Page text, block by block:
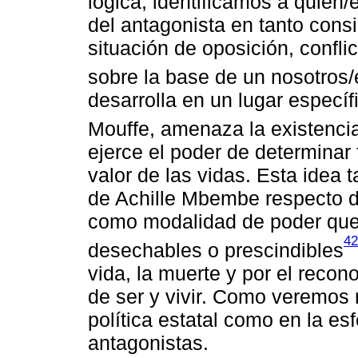
del antagonista en tanto
situación de oposición,
sobre la base de un
desarrolla en un lugar
Mouffe, amenaza la
ejerce el poder de
valor de las vidas. Esta idea
de Achille Mbembe respecto
como modalidad de poder
desechables o prescindibles42
vida, la muerte y por el
de ser y vivir. Como
política estatal como en la
antagonistas.